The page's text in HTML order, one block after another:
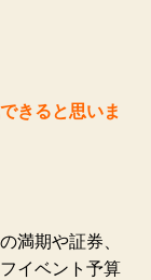
きると思いま
満期や証券、
イベント予算